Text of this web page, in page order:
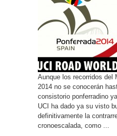
Aunque los recorridos del
2014 no se conocerán
consistorio ponferradino
UCI ha dado ya su visto
definitivamente la
cronoescalada, como ...